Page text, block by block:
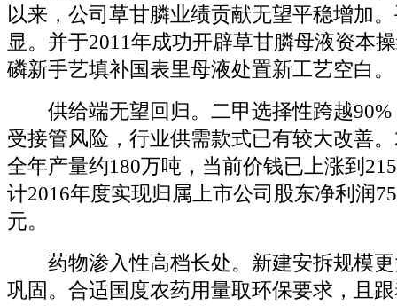
以来，公司草甘膦业绩贡献无望平稳增加
显。并于2011年成功开辟草甘膦母液资本
磷新手艺填补国表里母液处置新工艺空白。
供给端无望回归。二甲选择性跨越90%
受接管风险，行业供需款式已有较大改善
全年产量约180万吨，当前价钱已上涨到
计2016年度实现归属上市公司股东净利润
元。
药物渗入性高档长处。新建安拆规模更
巩固。合适国度农药用量取环保要求，且